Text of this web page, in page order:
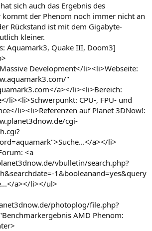
sich auch das Ergebnis des
kommt der Phenom noch immer nicht an
Rückstand ist mit dem Gigabyte-
kleiner.
Aquamark3, Quake III, Doom3]
Development</li><li>Webseite:
"
a></li><li>Bereich:
li><li>Schwerpunkt: CPU-, FPU- und
li><li>Referenzen auf Planet 3DNow!:
cgi-
a></li>
<a
vbulletin/search.php?
1&booleanand=yes&query
a></li></ul>
photoplog/file.php?
AMD Phenom: